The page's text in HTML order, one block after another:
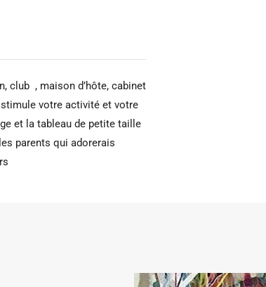
club , maison d’hôte, cabinet
stimule votre activité et votre
et la tableau de petite taille
parents qui adorerais